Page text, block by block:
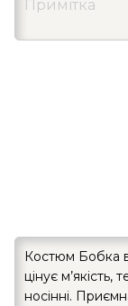
Костюм Бобка
цінує
носінні.